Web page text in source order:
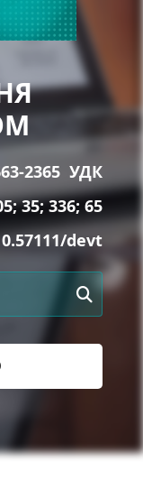
2365 УДК
35; 336; 65
devt